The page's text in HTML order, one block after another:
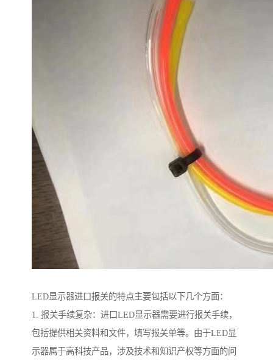
LED显示器进口报关的特点主要包括以下几个方面：
1. 报关手续复杂：进口LED显示器需要进行报关手续，
包括提供相关资料和文件，填写报关单等。由于LED显
示器属于高科技产品，涉及技术和知识产权等方面的问